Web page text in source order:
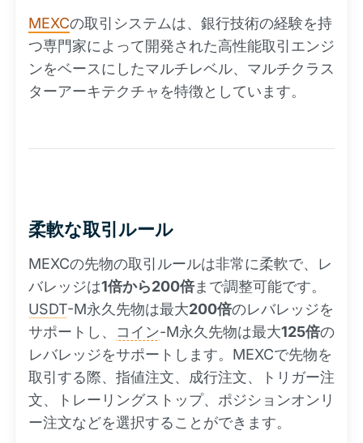
MEXCの取引システムは、銀行技術の経験を持
つ専門家によって開発された高性能取引エンジ
ンをベースにしたマルチレベル、マルチクラス
ターアーキテクチャを特徴としています。
柔軟な取引ルール
MEXCの先物の取引ルールは非常に柔軟で、レ
バレッジは1倍から200倍まで調整可能です。
USDT-M永久先物は最大200倍のレバレッジを
サポートし、 コイン-M永久先物は最大125倍の
レバレッジをサポートします。MEXCで先物を
取引する際、指値注文、成行注文、トリガー注
文、トレーリングストップ、ポジションオンリ
ー注文などを選択することができます。